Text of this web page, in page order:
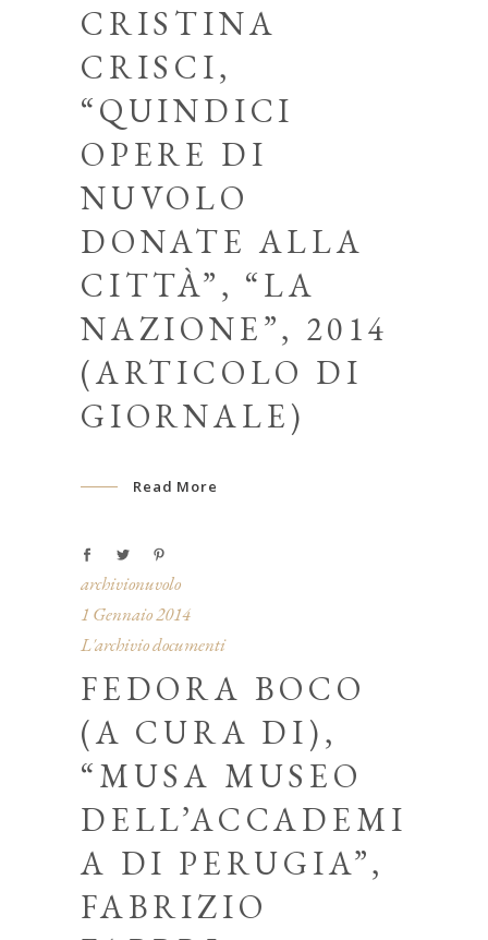
CRISTINA
CRISCI,
“QUINDICI
OPERE DI
NUVOLO
DONATE ALLA
CITTÀ”, “LA
NAZIONE”, 2014
(ARTICOLO DI
GIORNALE)
Read More
archivionuvolo
1 Gennaio 2014
L'archivio documenti
FEDORA BOCO
(A CURA DI),
“MUSA MUSEO
DELL’ACCADEMI
A DI PERUGIA”,
FABRIZIO